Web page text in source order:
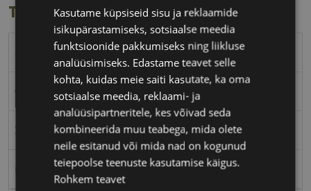
Toote info
AVANGLION
61-17
XL
ro gold/bl
Kasutame küpsiseid sisu ja reklaamide
isikupärastamiseks, sotsiaalse meedia
funktsioonide pakkumiseks ning liikluse
analüüsimiseks. Edastame teavet selle
kohta, kuidas meie saiti kasutate, ka oma
sotsiaalse meedia, reklaami- ja
analüüsipartneritele, kes võivad seda
kombineerida muu teabega, mida olete
neile esitanud või mida nad on kogunud
teiepoolse teenuste kasutamise käigus.
Rohkem teavet